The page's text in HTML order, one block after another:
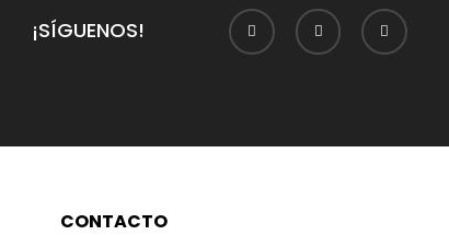
¡SÍGUENOS!
CONTACTO